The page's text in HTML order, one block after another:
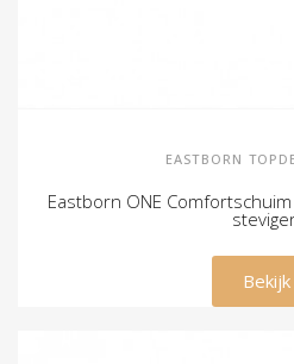
EASTBORN
Eastborn ONE
€
Bekijk